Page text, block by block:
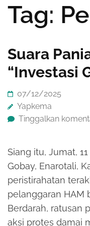
Tag:
Suara
“Investasi
07/12/2025
Yapkema
Tinggalkan
Siang itu, Jumat,
Gobay, Enarotali,
peristirahatan
pelanggaran HAM
Berdarah, ratusan
aksi protes damai